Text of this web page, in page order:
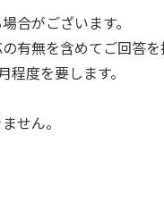
合がございます。
無を含めてご回答を
度を要します。
せん。